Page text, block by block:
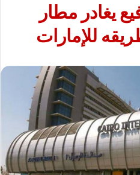
يغادر مطار
للإمارات